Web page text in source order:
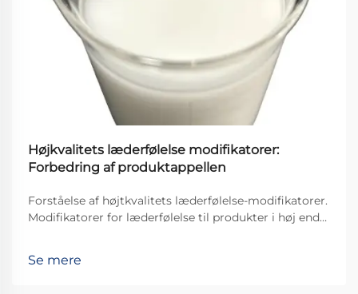
Højkvalitets læderfølelse modifikatorer:
Forbedring af produktappellen
Forståelse af højtkvalitets læderfølelse-modifikatorer.
Modifikatorer for læderfølelse til produkter i høj ende
at røre ved og se pænere ud i det hele taget. Disse
Se mere